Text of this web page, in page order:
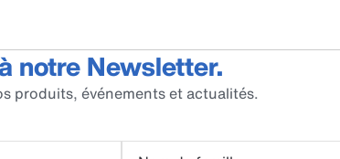
notre Newsletter.
produits, événements et actualités.